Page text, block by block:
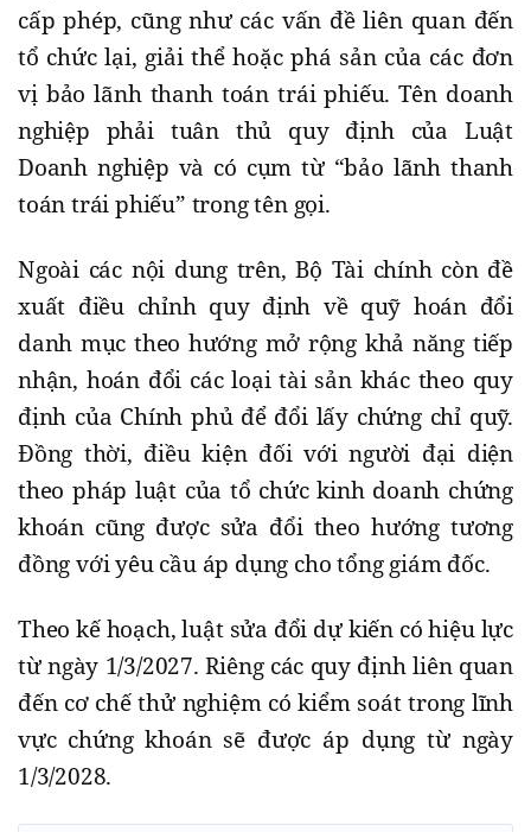
cấp phép, cũng như các vấn đề liên quan đến
tổ chức lại, giải thể hoặc phá sản của các đơn
vị bảo lãnh thanh toán trái phiếu. Tên doanh
nghiệp phải tuân thủ quy định của Luật
Doanh nghiệp và có cụm từ “bảo lãnh thanh
toán trái phiếu” trong tên gọi.
Ngoài các nội dung trên, Bộ Tài chính còn đề
xuất điều chỉnh quy định về quỹ hoán đổi
danh mục theo hướng mở rộng khả năng tiếp
nhận, hoán đổi các loại tài sản khác theo quy
định của Chính phủ để đổi lấy chứng chỉ quỹ.
Đồng thời, điều kiện đối với người đại diện
theo pháp luật của tổ chức kinh doanh chứng
khoán cũng được sửa đổi theo hướng tương
đồng với yêu cầu áp dụng cho tổng giám đốc.
Theo kế hoạch, luật sửa đổi dự kiến có hiệu lực
từ ngày 1/3/2027. Riêng các quy định liên quan
đến cơ chế thử nghiệm có kiểm soát trong lĩnh
vực chứng khoán sẽ được áp dụng từ ngày
1/3/2028.